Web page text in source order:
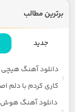
برترین مطالب
جدید
دانلود آهنگ هیچی
کاری کردم با دلم
دانلود آهنگ هوش